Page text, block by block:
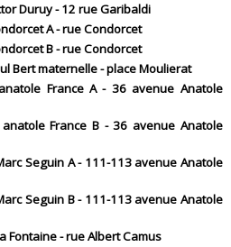
Duruy - 12 rue Garibaldi
A - rue Condorcet
B - rue Condorcet
Bert maternelle - place Moulierat
France A - 36 avenue Anatole
France B - 36 avenue Anatole
Seguin A - 111-113 avenue Anatole
Seguin B - 111-113 avenue Anatole
Fontaine - rue Albert Camus